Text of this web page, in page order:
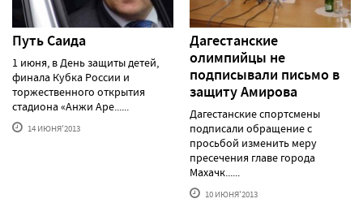
Путь Саида
1 июня, в День защиты детей,
финала Кубка России и
торжественного открытия
стадиона «Анжи Аре......
14 ИЮНЯ'2013
Дагестанские
олимпийцы не
подписывали письмо в
защиту Амирова
Дагестанские спортсмены
подписали обращение с
просьбой изменить меру
пресечения главе города
Махачк......
10 ИЮНЯ'2013